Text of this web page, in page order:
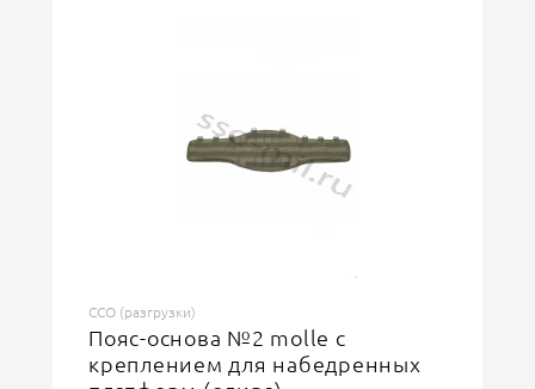
ССО (разгрузки)
Пояс-основа №2 molle с
креплением для набедренных